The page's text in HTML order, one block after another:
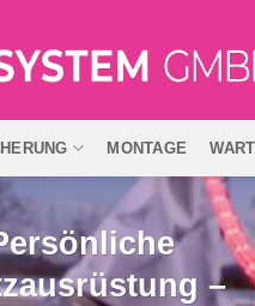
MONTAGE
–